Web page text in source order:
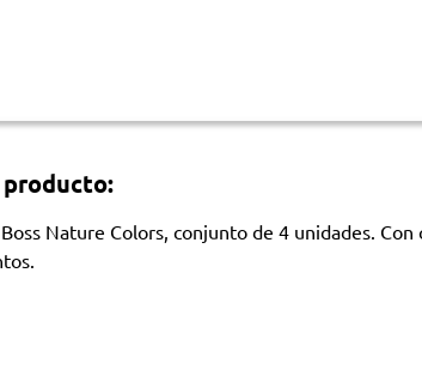
Boss Nature Colors, conjunto de 4 unidades.